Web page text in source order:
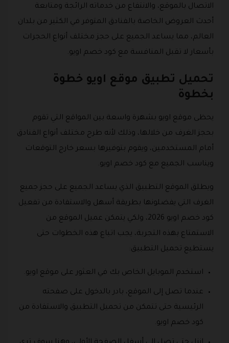
الاتصال بالموقع، والانتفاع من خدماته الرائجة ومتابعة
أحدث العروض الخاصة بالفنادق المتوفر في الكثير من بلدان
العالم، مما يساعد الجميع على حجز مختلف أنواع الحجرات
بأسعار لا تقبل المنافسة مع كود خصم اويو.
تحميل تطبيق موقع اويو خطوة
بخطوة
يحظى موقع اويو بشهرة واسعة بين المواقع التي تقوم
بحجز الغرف من خلالها، وذلك لأنه طرح مختلف أنواع الفنادق
أمام المستخدمين، ويقوم بتوفيرها بسعر خارج التوقعات
ويناسب الجميع مع كود خصم اويو.
ويطلق الموقع التطبيق الذي يساعد الجميع على حجز جميع
الغرف التي يفضلونها بطريقة أسهل والاستفادة من تفعيل
كود خصم اويو 2026، ولكي يتمكن عميل الموقع من
الاستمتاع بهذه التجربة، يجب اتباع هذه الخطوات حتى
يستطيع تحميل التطبيق:
استخدم الموبايل الخاص بك في العثور على موقع اويو.
عندما تصل إلى الموقع، بادر بالدخول على صفحته
الرئيسية حتى تتمكن من تحميل التطبيق والاستفادة من
كود خصم اويو.